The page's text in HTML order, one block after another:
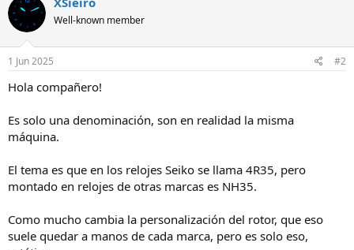
t
o
n
s
Well-known member
1 Jun 2025 #2
Hola compañero!
Es solo una denominación, son en realidad la misma
máquina.
El tema es que en los relojes Seiko se llama 4R35, pero
montado en relojes de otras marcas es NH35.
Como mucho cambia la personalización del rotor, que eso
suele quedar a manos de cada marca, pero es solo eso,